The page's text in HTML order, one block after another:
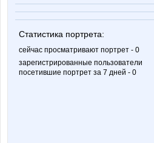
Статистика портрета:
сейчас просматривают портрет - 0
зарегистрированные пользователи
посетившие портрет за 7 дней - 0